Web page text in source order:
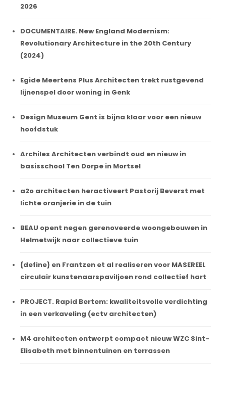
2026
DOCUMENTAIRE. New England Modernism:
Revolutionary Architecture in the 20th Century
(2024)
Egide Meertens Plus Architecten trekt rustgevend
lijnenspel door woning in Genk
Design Museum Gent is bijna klaar voor een nieuw
hoofdstuk
Archiles Architecten verbindt oud en nieuw in
basisschool Ten Dorpe in Mortsel
a2o architecten heractiveert Pastorij Beverst met
lichte oranjerie in de tuin
BEAU opent negen gerenoveerde woongebouwen in
Helmetwijk naar collectieve tuin
{define} en Frantzen et al realiseren voor MASEREEL
circulair kunstenaarspaviljoen rond collectief hart
PROJECT. Rapid Bertem: kwaliteitsvolle verdichting
in een verkaveling (ectv architecten)
M4 architecten ontwerpt compact nieuw WZC Sint-
Elisabeth met binnentuinen en terrassen